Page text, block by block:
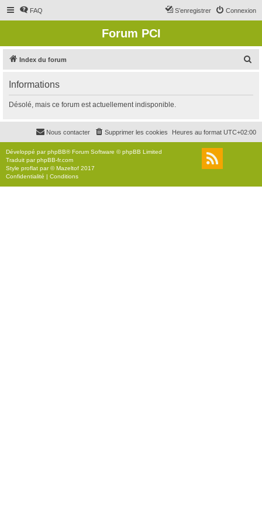
FAQ Connexion
S’enregistrer
Forum PCI
Index du forum
r
c
r
Informations
Désolé, mais ce forum est actuellement indisponible.
Heures au format UTC+02:00
Supprimer les cookies
Nous contacter
Développé parphpBB® Forum Software © phpBB Limited
Traduit parphpBB-fr.com
Style proflat par ©Mazeltof 2017
Confidentialité | Conditions